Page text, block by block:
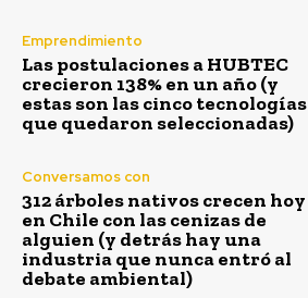
Emprendimiento
Las postulaciones a HUBTEC
crecieron 138% en un año (y
estas son las cinco tecnologías
que quedaron seleccionadas)
Conversamos con
312 árboles nativos crecen hoy
en Chile con las cenizas de
alguien (y detrás hay una
industria que nunca entró al
debate ambiental)